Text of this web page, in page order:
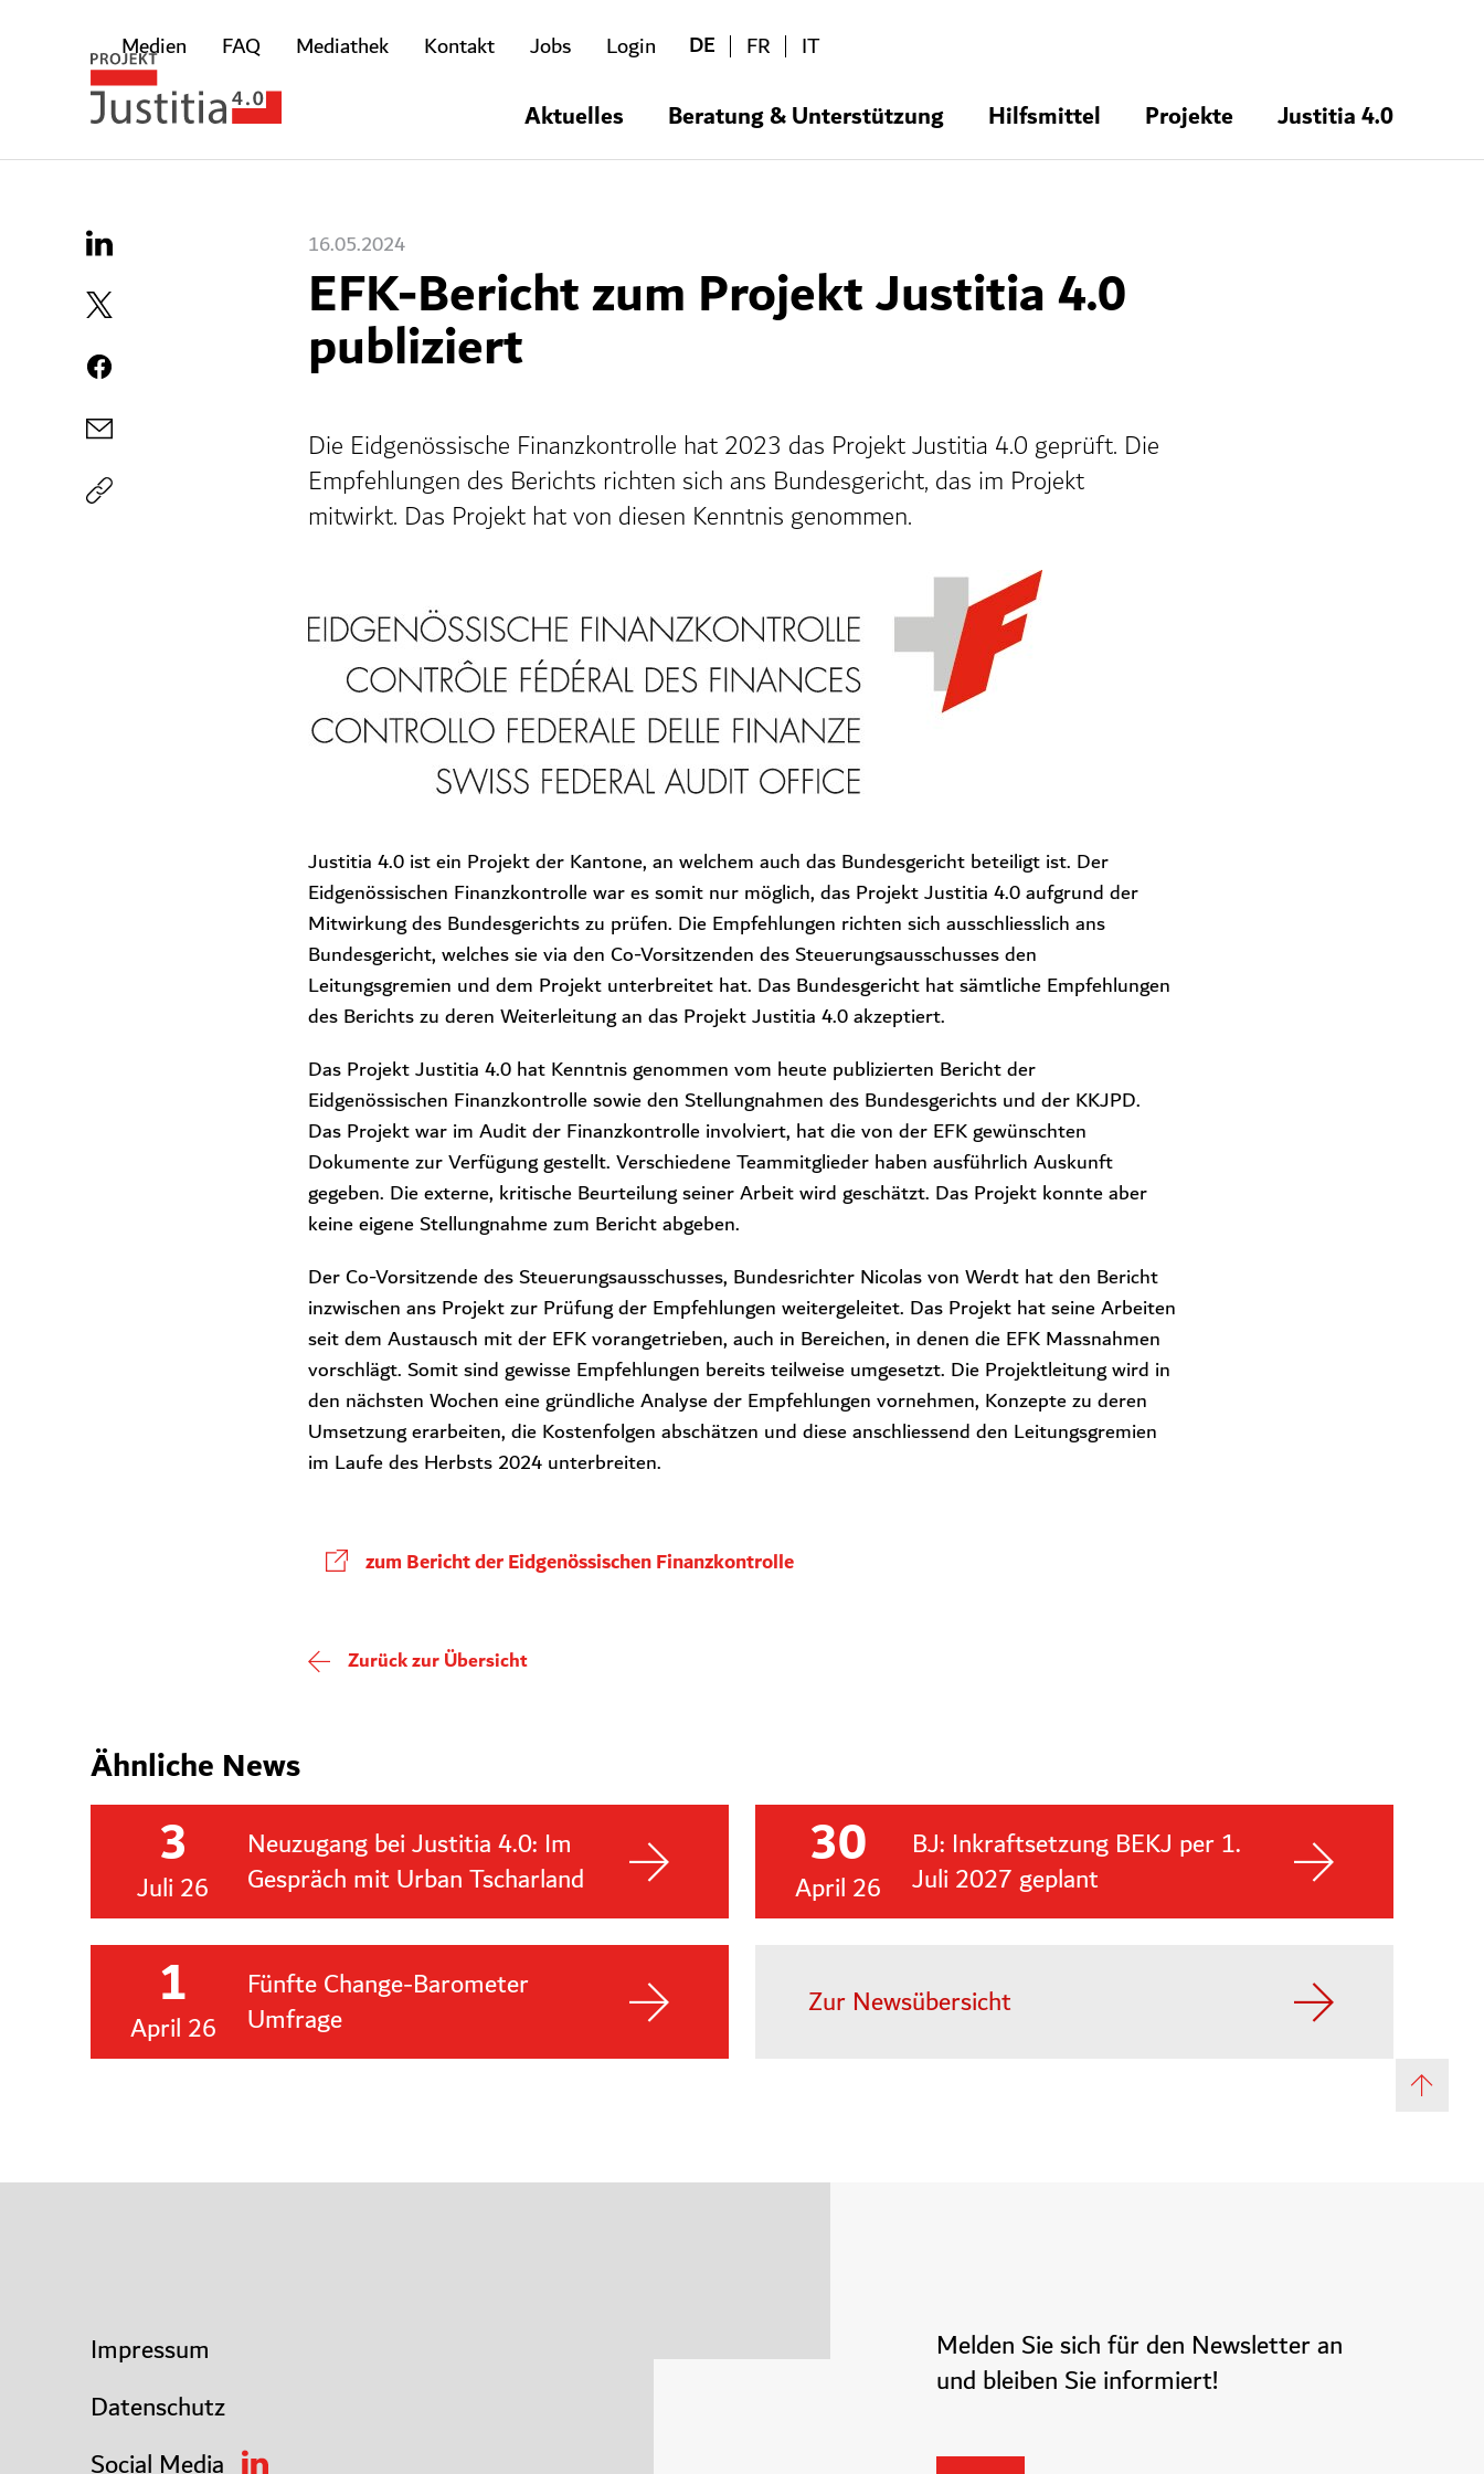
Medien FAQ Mediathek Kontakt Jobs Login DE FR IT
Aktuelles Beratung & Unterstützung Hilfsmittel Projekte Justitia 4.0
16.05.2024
EFK-Bericht zum Projekt Justitia 4.0
publiziert
Die Eidgenössische Finanzkontrolle hat 2023 das Projekt Justitia 4.0 geprüft. Die
Empfehlungen des Berichts richten sich ans Bundesgericht, das im Projekt
mitwirkt. Das Projekt hat von diesen Kenntnis genommen.
Justitia 4.0 ist ein Projekt der Kantone, an welchem auch das Bundesgericht beteiligt ist. Der
Eidgenössischen Finanzkontrolle war es somit nur möglich, das Projekt Justitia 4.0 aufgrund der
Mitwirkung des Bundesgerichts zu prüfen. Die Empfehlungen richten sich ausschliesslich ans
Bundesgericht, welches sie via den Co-Vorsitzenden des Steuerungsausschusses den
Leitungsgremien und dem Projekt unterbreitet hat. Das Bundesgericht hat sämtliche Empfehlungen
des Berichts zu deren Weiterleitung an das Projekt Justitia 4.0 akzeptiert.
Das Projekt Justitia 4.0 hat Kenntnis genommen vom heute publizierten Bericht der
Eidgenössischen Finanzkontrolle sowie den Stellungnahmen des Bundesgerichts und der KKJPD.
Das Projekt war im Audit der Finanzkontrolle involviert, hat die von der EFK gewünschten
Dokumente zur Verfügung gestellt. Verschiedene Teammitglieder haben ausführlich Auskunft
gegeben. Die externe, kritische Beurteilung seiner Arbeit wird geschätzt. Das Projekt konnte aber
keine eigene Stellungnahme zum Bericht abgeben.
Der Co-Vorsitzende des Steuerungsausschusses, Bundesrichter Nicolas von Werdt hat den Bericht
inzwischen ans Projekt zur Prüfung der Empfehlungen weitergeleitet. Das Projekt hat seine Arbeiten
seit dem Austausch mit der EFK vorangetrieben, auch in Bereichen, in denen die EFK Massnahmen
vorschlägt. Somit sind gewisse Empfehlungen bereits teilweise umgesetzt. Die Projektleitung wird in
den nächsten Wochen eine gründliche Analyse der Empfehlungen vornehmen, Konzepte zu deren
Umsetzung erarbeiten, die Kostenfolgen abschätzen und diese anschliessend den Leitungsgremien
im Laufe des Herbsts 2024 unterbreiten.
zum Bericht der Eidgenössischen Finanzkontrolle
Zurück zur Übersicht
Ähnliche News
3
Juli 26
Neuzugang bei Justitia 4.0: Im
Gespräch mit Urban Tscharland
30
April 26
BJ: Inkraftsetzung BEKJ per 1.
Juli 2027 geplant
1
April 26
Fünfte Change-Barometer
Umfrage
Zur Newsübersicht
Impressum
Datenschutz
Social Media
Melden Sie sich für den Newsletter an
und bleiben Sie informiert!